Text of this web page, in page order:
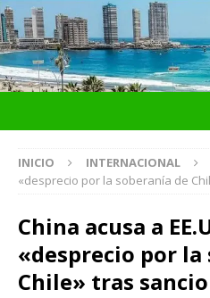
INICIO INTERNACIONAL
«desprecio por la soberanía de
China acusa a
«desprecio por la
Chile» tras